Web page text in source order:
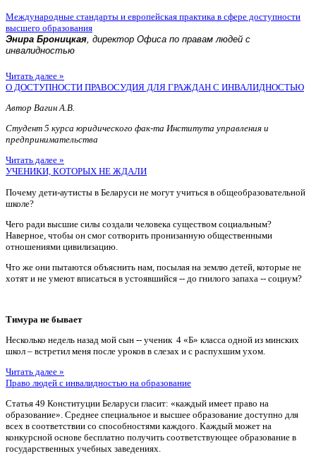
Международные стандарты и европейская практика в сфере доступности
высшего образования
Энира Броницкая, директор Офиса по правам людей с
инвалидностью
Читать далее »
О ДОСТУПНОСТИ ПРАВОСУДИЯ ДЛЯ ГРАЖДАН С ИНВАЛИДНОСТЬЮ
Автор Вагин А.В.
Студент 5 курса юридического фак-та Института управления и
предпринимательства
Читать далее »
УЧЕНИКИ, КОТОРЫХ НЕ ЖДАЛИ
Почему дети-аутисты в Беларуси не могут учиться в общеобразовательной
школе?
Чего ради высшие силы создали человека существом социальным?
Наверное, чтобы он смог сотворить пронизанную общественными
отношениями цивилизацию.
Что же они пытаются объяснить нам, посылая на землю детей, которые не
хотят и не умеют вписаться в устоявшийся -- до гнилого запаха -- социум?
Тимура не бывает
Несколько недель назад мой сын -- ученик 4 «Б» класса одной из минских
школ – встретил меня после уроков в слезах и с распухшим ухом.
Читать далее »
Право людей с инвалидностью на образование
Статья 49 Конституции Беларуси гласит: «каждый имеет право на
образование». Среднее специальное и высшее образование доступно для
всех в соответствии со способностями каждого. Каждый может на
конкурсной основе бесплатно получить соответствующее образование в
государственных учебных заведениях.